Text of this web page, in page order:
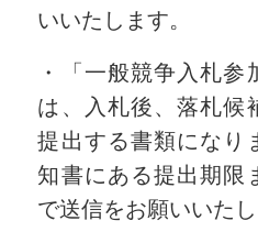
いいたします。
・「一般競争入札
は、入札後、落札候
提出する書類になり
知書にある提出期限
で送信をお願いいたし